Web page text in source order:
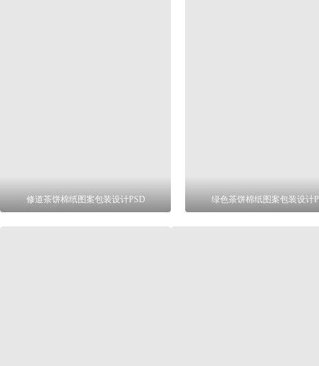
修道茶饼棉纸图案包装设计PSD 绿色茶饼棉纸图案包装设计